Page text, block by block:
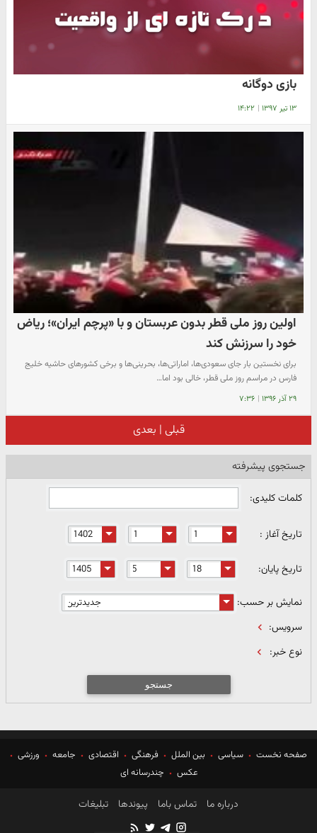
بازی دوگانه
۱۳ تیر ۱۳۹۷ | ۱۴:۲۲
اولین روز ملی قطر بدون عربستان و با «پرچم ایران»؛ ریاض
خود را سرزنش کند
برای نخستین بار جای سعودی‌ها، اماراتی‌ها، بحرینی‌ها و برخی کشورهای حاشیه خلیج
فارس در مراسم روز ملی قطر، خالی بود اما…
۲۹ آذر ۱۳۹۶ | ۷:۳۶
قبلی | بعدی
جستجوی پیشرفته
کلمات کلیدی:
تاریخ آغاز :
تاریخ پایان:
نمایش بر حسب:
سرویس:
نوع خبر:
جستجو
صفحه نخست سیاسی بین الملل فرهنگی اقتصادی جامعه
ورزشی
عکس
چندرسانه ای
درباره ما تماس باما پیوندها تبلیغات